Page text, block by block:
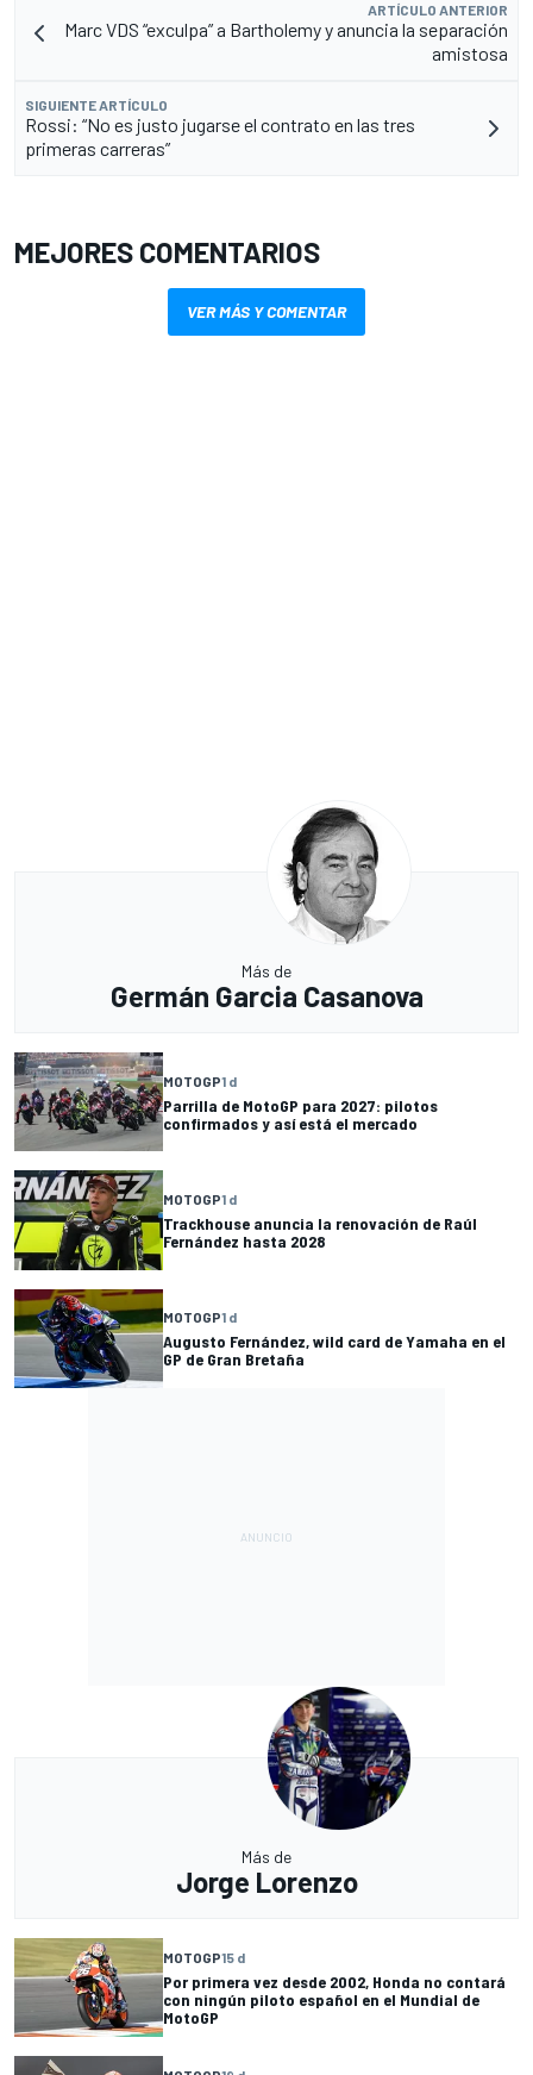
ARTÍCULO ANTERIOR
Marc VDS “exculpa” a Bartholemy y anuncia la separación
amistosa
SIGUIENTE ARTÍCULO
Rossi: “No es justo jugarse el contrato en las tres
primeras carreras”
MEJORES COMENTARIOS
VER MÁS Y COMENTAR
Más de
Germán Garcia Casanova
MOTOGP1 d
Parrilla de MotoGP para 2027: pilotos
confirmados y así está el mercado
MOTOGP1 d
Trackhouse anuncia la renovación de Raúl
Fernández hasta 2028
MOTOGP1 d
Augusto Fernández, wild card de Yamaha en el
GP de Gran Bretaña
Más de
Jorge Lorenzo
MOTOGP15 d
Por primera vez desde 2002, Honda no contará
con ningún piloto español en el Mundial de
MotoGP